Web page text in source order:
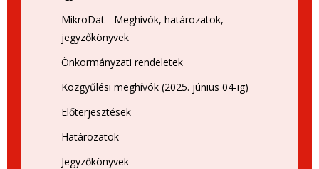
MikroDat - Meghívók, határozatok,
jegyzőkönyvek
Önkormányzati rendeletek
Közgyűlési meghívók (2025. június 04-ig)
Előterjesztések
Határozatok
Jegyzőkönyvek